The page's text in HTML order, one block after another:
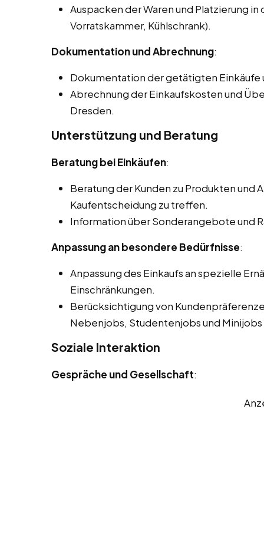
Auspacken der Waren und Platzierung
Vorratskammer, Kühlschrank).
Dokumentation und Abrechnung:
Dokumentation der getätigten Einkäufe
Abrechnung der Einkaufskosten und
Dresden.
Unterstützung und Beratung
Beratung bei Einkäufen:
Beratung der Kunden zu Produkten und
Kaufentscheidung zu treffen.
Information über Sonderangebote und
Anpassung an besondere Bedürfnisse:
Anpassung des Einkaufs an spezielle
Einschränkungen.
Berücksichtigung von
Nebenjobs, Studentenjobs und Minijobs
Soziale Interaktion
Gespräche und Gesellschaft: